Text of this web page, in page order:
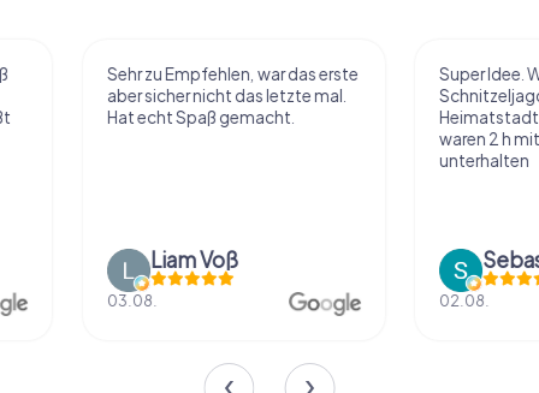
Sehr zu Empfehlen, war das erste
aber sicher nicht das letzte mal.
Hat echt Spaß gemacht.
Liam Voß
Super Idee. Wir
Schnitzeljagd in
Heimatstadt
waren 2 h mit
unterhalten